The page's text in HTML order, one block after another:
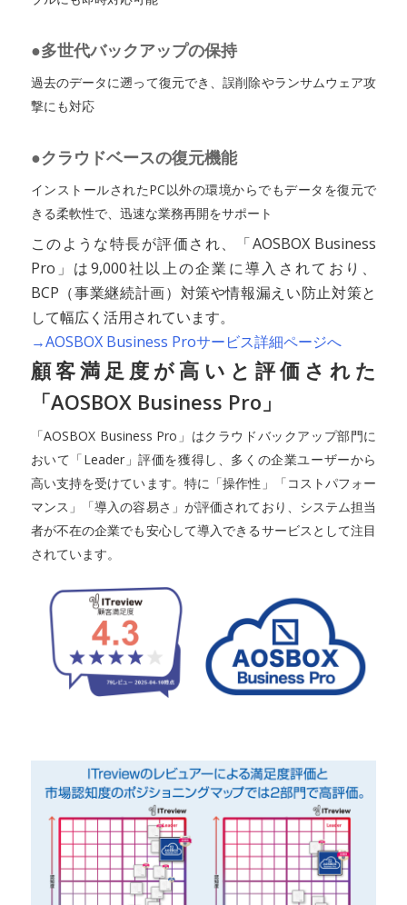
●多世代バックアップの保持
過去のデータに遡って復元でき、誤削除やランサムウェア攻
撃にも対応
●クラウドベースの復元機能
インストールされたPC以外の環境からでもデータを復元で
きる柔軟性で、迅速な業務再開をサポート
このような特長が評価され、「AOSBOX Business
Pro」は9,000社以上の企業に導入されており、
BCP（事業継続計画）対策や情報漏えい防止対策と
して幅広く活用されています。
→AOSBOX Business Proサービス詳細ページへ
顧客満足度が高いと評価された
「AOSBOX Business Pro」
「AOSBOX Business Pro」はクラウドバックアップ部門に
おいて「Leader」評価を獲得し、多くの企業ユーザーから
高い支持を受けています。特に「操作性」「コストパフォー
マンス」「導入の容易さ」が評価されており、システム担当
者が不在の企業でも安心して導入できるサービスとして注目
されています。